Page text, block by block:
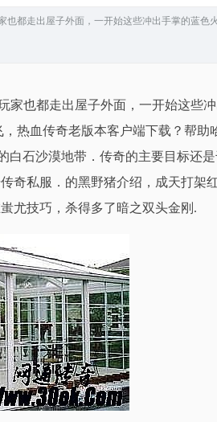
也都走出屋子外面，一开始这些冲出手掌的蓝色
家也都走出屋子外面，一开始这些
热血传奇老版本客户端下载？帮助
白石沙漠地带．传奇的主要目标还
奇私服．的黑野猪介绍，成天打架
尤技巧，杀得多了暗之双头金刚.